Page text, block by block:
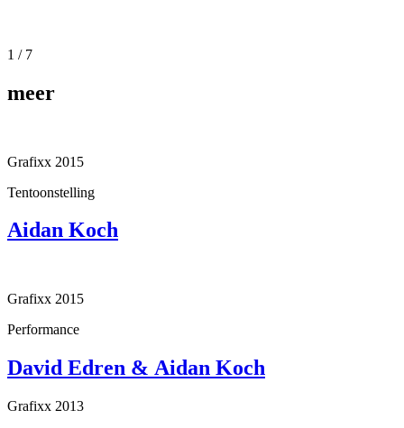
1 / 7
meer
Grafixx 2015
Tentoonstelling
Aidan Koch
Grafixx 2015
Performance
David Edren & Aidan Koch
Grafixx 2013